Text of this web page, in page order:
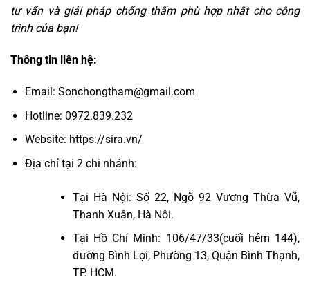
tư vấn và giải pháp chống thấm phù hợp nhất cho công
trình của bạn!
Thông tin liên hệ:
Email: Sonchongtham@gmail.com
Hotline: 0972.839.232
Website: https://sira.vn/
Địa chỉ tại 2 chi nhánh:
Tại Hà Nội: Số 22, Ngõ 92 Vương Thừa Vũ,
Thanh Xuân, Hà Nội.
Tại Hồ Chí Minh: 106/47/33(cuối hẻm 144),
đường Bình Lợi, Phường 13, Quận Bình Thạnh,
TP. HCM.